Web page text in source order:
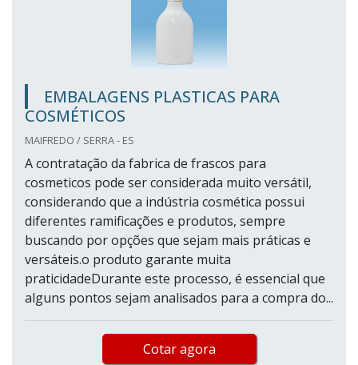
EMBALAGENS PLASTICAS PARA
COSMÉTICOS
MAIFREDO / SERRA - ES
A contratação da fabrica de frascos para
cosmeticos pode ser considerada muito versátil,
considerando que a indústria cosmética possui
diferentes ramificações e produtos, sempre
buscando por opções que sejam mais práticas e
versáteis.o produto garante muita
praticidadeDurante este processo, é essencial que
alguns pontos sejam analisados para a compra do...
Cotar agora